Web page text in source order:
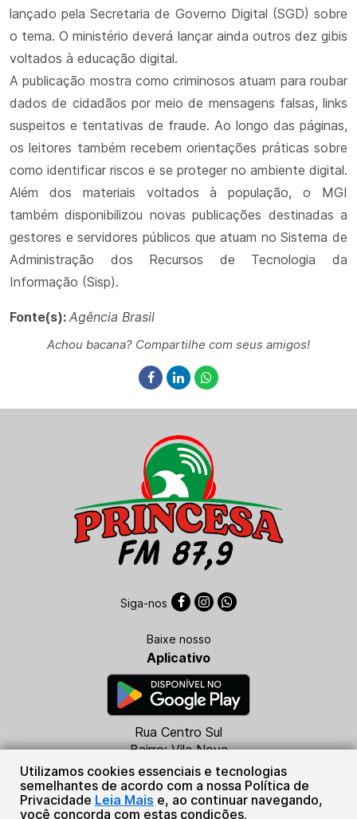
lançado pela Secretaria de Governo Digital (SGD) sobre
o tema. O ministério deverá lançar ainda outros dez gibis
voltados à educação digital.
A publicação mostra como criminosos atuam para roubar
dados de cidadãos por meio de mensagens falsas, links
suspeitos e tentativas de fraude. Ao longo das páginas,
os leitores também recebem orientações práticas sobre
como identificar riscos e se proteger no ambiente digital.
Além dos materiais voltados à população, o MGI
também disponibilizou novas publicações destinadas a
gestores e servidores públicos que atuam no Sistema de
Administração dos Recursos de Tecnologia da
Informação (Sisp).
Fonte(s): Agência Brasil
Achou bacana? Compartilhe com seus amigos!
Utilizamos cookies essenciais e tecnologias
semelhantes de acordo com a nossa Política de
Privacidade Leia Mais e, ao continuar navegando,
você concorda com estas condições.
Rua Centro Sul
Bairro: Vila Nova
CEP: 78340-000
Juruena - MT
(66) 3553-1034
Siga-nos
Baixe nosso
Aplicativo